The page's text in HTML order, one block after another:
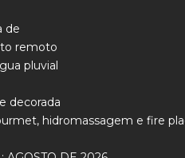
de
remoto
pluvial
decorada
hidromassagem e fire